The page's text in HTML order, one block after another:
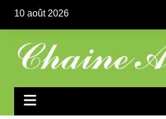
contenu
10 août 2026